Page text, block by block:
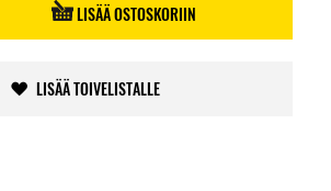
LISÄÄ OSTOSKORIIN
LISÄÄ TOIVELISTALLE